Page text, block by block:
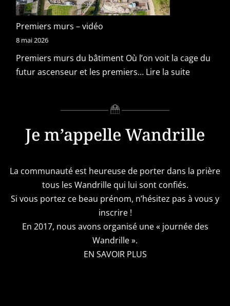
v
i
s
Premiers murs – vidéo
8 mai 2026
Premiers murs du bâtiment Où l’on voit la cage du
futur ascenseur et les premiers… Lire la suite
e
m
e
s
u
Je m’appelle Wandrille
La communauté est heureuse de porter dans la prière
tous les Wandrille qui lui sont confiés.
Si vous portez ce beau prénom, n’hésitez pas à vous y
inscrire !
En 2017, nous avons organisé une « journée des
Wandrille ».
EN SAVOIR PLUS